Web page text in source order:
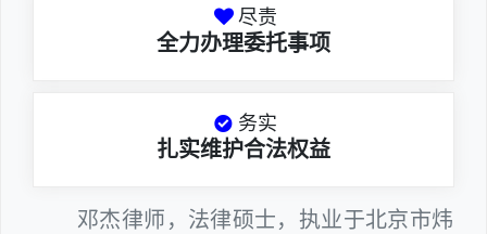
尽责
全力办理委托事项
务实
扎实维护合法权益
邓杰律师，法律硕士，执业于北京市炜